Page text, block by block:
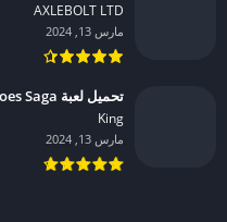
AXLEBOLT LTD‏
مارس 13, 2024
تحميل لعبة Farm Heroes Saga مهكرة للاندرويد 2024
King‏
مارس 13, 2024